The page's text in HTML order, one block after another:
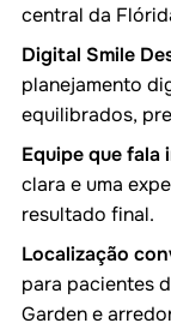
central da
Digital Smile
planejamento
equilibrados,
Equipe que fala
clara e uma
resultado final.
Localização
para pacientes
Garden e